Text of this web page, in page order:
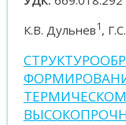
К.В. Дульнев1,